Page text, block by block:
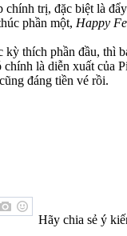
trị, đặc biệt là
phần một, Happy
thích phần đầu, thì
là diễn xuất
đáng tiền vé rồi.
Hãy chia sẻ ý